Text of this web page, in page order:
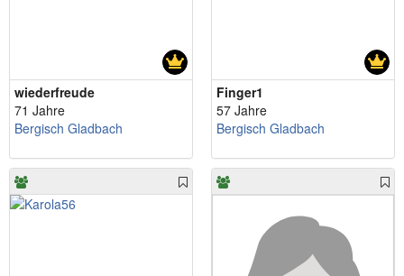
wiederfreude
71 Jahre
Bergisch Gladbach
Finger1
57 Jahre
Bergisch Gladbach